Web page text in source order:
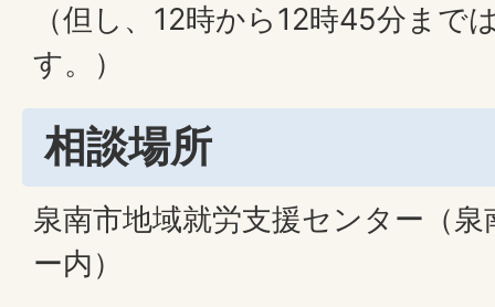
（但し、12時から12時45分まで
す。）
相談場所
泉南市地域就労支援センター（
ー内）